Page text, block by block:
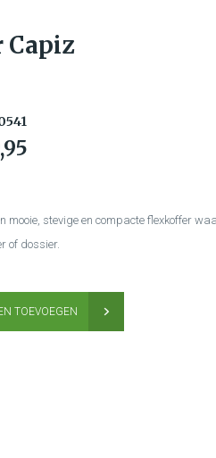
mooie, stevige en compacte flexkoffer
of dossier.
TOEVOEGEN